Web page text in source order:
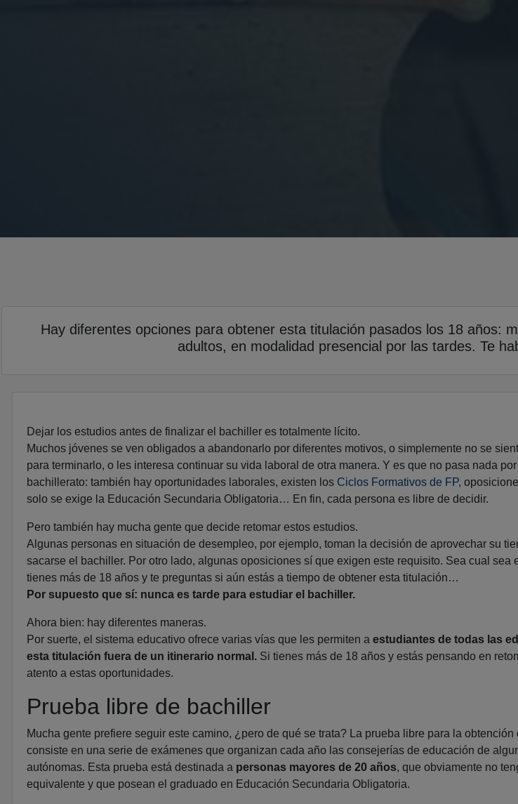
Hay diferentes opciones para obtener esta titulación pasados los 18 años:
adultos, en modalidad presencial por las tardes. Te
Dejar los estudios antes de finalizar el bachiller es totalmente lícito.
Muchos jóvenes se ven obligados a abandonarlo por diferentes motivos, o simplemente no se
para terminarlo, o les interesa continuar su vida laboral de otra manera. Y es que no pasa nada por
bachillerato: también hay oportunidades laborales, existen los Ciclos Formativos de FP,
solo se exige la Educación Secundaria Obligatoria… En fin, cada persona es libre de decidir.
Pero también hay mucha gente que decide retomar estos estudios.
Algunas personas en situación de desempleo, por ejemplo, toman la decisión de aprovechar su
sacarse el bachiller. Por otro lado, algunas oposiciones sí que exigen este requisito. Sea cual sea
tienes más de 18 años y te preguntas si aún estás a tiempo de obtener esta titulación…
Por supuesto que sí: nunca es tarde para estudiar el bachiller.
Ahora bien: hay diferentes maneras.
Por suerte, el sistema educativo ofrece varias vías que les permiten a estudiantes de todas las
esta titulación fuera de un itinerario normal. Si tienes más de 18 años y estás pensando en
atento a estas oportunidades.
Prueba libre de bachiller
Mucha gente prefiere seguir este camino, ¿pero de qué se trata? La prueba libre para la obtención
consiste en una serie de exámenes que organizan cada año las consejerías de educación de
autónomas. Esta prueba está destinada a personas mayores de 20 años, que obviamente no
equivalente y que posean el graduado en Educación Secundaria Obligatoria.